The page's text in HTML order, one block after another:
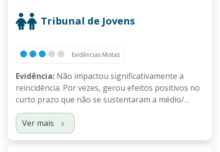
Tribunal de Jovens
Evidências Mistas
Evidência: Não impactou significativamente a
reincidência. Por vezes, gerou efeitos positivos no
curto prazo que não se sustentaram a médio/…
Ver mais